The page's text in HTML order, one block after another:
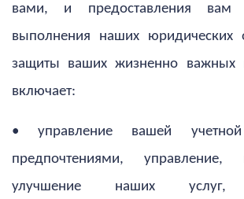
вами, и предоставления вам
выполнения наших юридических
защиты ваших жизненно важных
включает:
• управление вашей
предпочтениями,
улучшение наших услуг,